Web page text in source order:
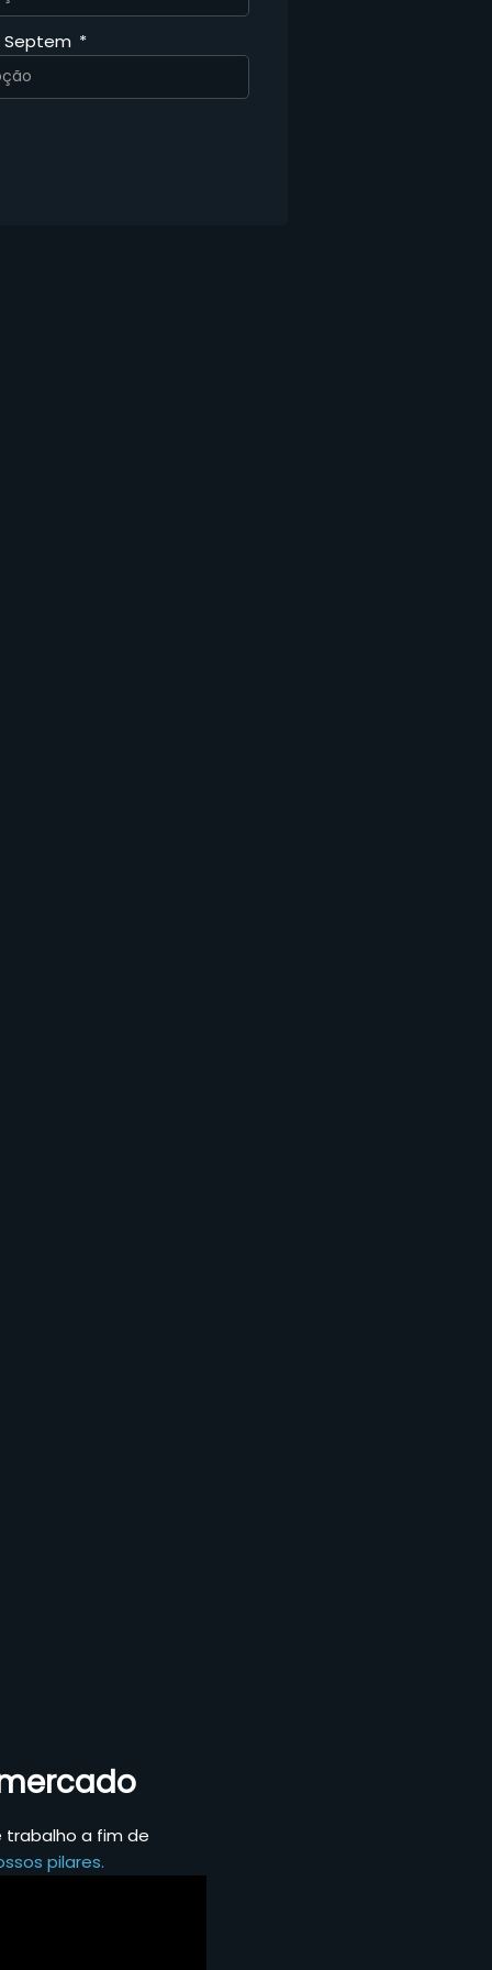
trabalho a fim de
pilares.